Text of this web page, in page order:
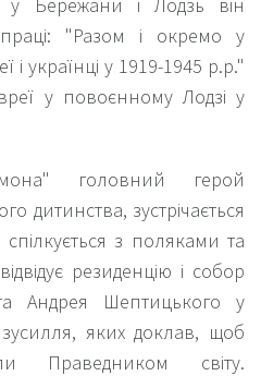
"Разом і окремо у
українці у 1919-1945 р.р."
у повоєнному Лодзі у
головний герой
дитинства, зустрічається
спілкується з поляками та
резиденцію і собор
Андрея Шептицького у
яких доклав, щоб
Праведником світу.